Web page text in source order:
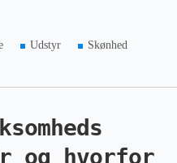
Udstyr
Skønhed
og hvorfor